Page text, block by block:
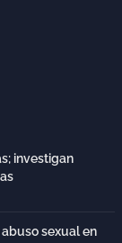
investigan
sexual en